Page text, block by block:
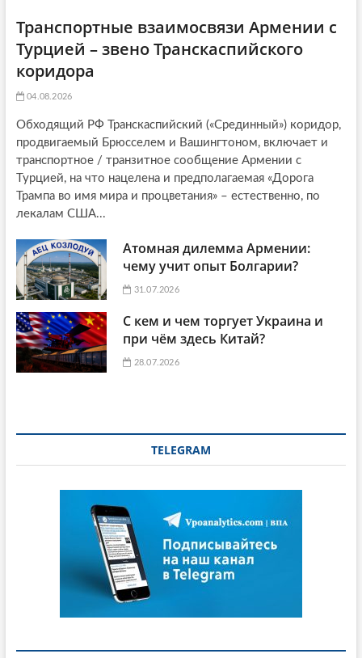
Транспортные взаимосвязи Армении с
Турцией – звено Транскаспийского
коридора
04.08.2026
Обходящий РФ Транскаспийский («Срединный») коридор,
продвигаемый Брюсселем и Вашингтоном, включает и
транспортное / транзитное сообщение Армении с
Турцией, на что нацелена и предполагаемая «Дорога
Трампа во имя мира и процветания» – естественно, по
лекалам США...
Атомная дилемма Армении:
чему учит опыт Болгарии?
31.07.2026
С кем и чем торгует Украина и
при чём здесь Китай?
28.07.2026
TELEGRAM